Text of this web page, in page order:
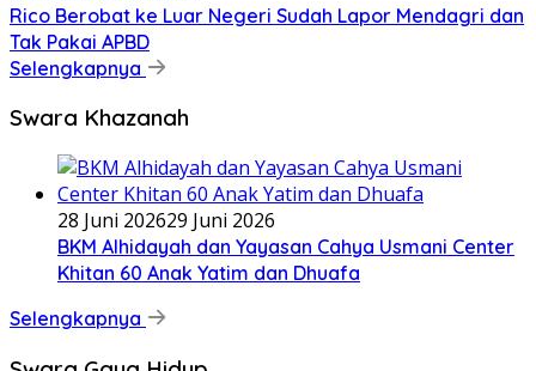
Rico Berobat ke Luar Negeri Sudah Lapor Mendagri dan
Tak Pakai APBD
Selengkapnya
Swara Khazanah
28 Juni 202629 Juni 2026
BKM Alhidayah dan Yayasan Cahya Usmani Center
Khitan 60 Anak Yatim dan Dhuafa
Selengkapnya